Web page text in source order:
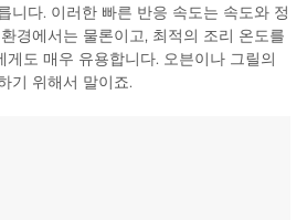
니다. 이러한 빠른 반응 속도는 속도와 정
경에서는 물론이고, 최적의 조리 온도를
도 매우 유용합니다. 오븐이나 그릴의
기 위해서 말이죠.